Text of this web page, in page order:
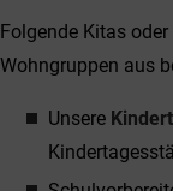
Folgende Kitas
Wohngruppen aus
Unsere